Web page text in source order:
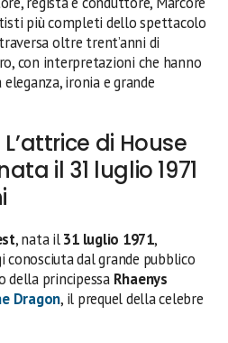
più completi dello spettacolo
oltre trent’anni di
con interpretazioni che hanno
ironia e grande
di House
il 31 luglio 1971
, nata il31 luglio 1971,
conosciuta dal grande pubblico
principessa Rhaenys
Dragon, il prequel della celebre